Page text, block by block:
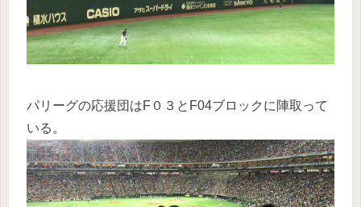
パリーグの応援団はF０３とF04ブロックに陣取って
いる。